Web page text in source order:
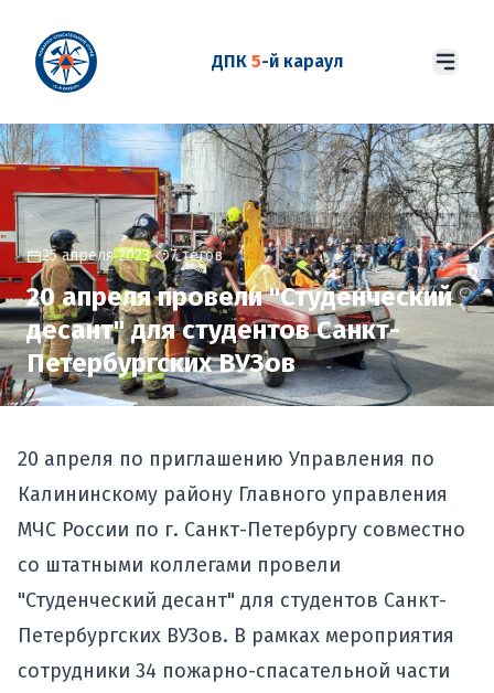
ДПК 5-й караул
25 апреля 2023 7 тегов
20 апреля провели "Студенческий
десант" для студентов Санкт-
Петербургских ВУЗов
20 апреля по приглашению Управления по
Калининскому району Главного управления
МЧС России по г. Санкт-Петербургу совместно
со штатными коллегами провели
"Студенческий десант" для студентов Санкт-
Петербургских ВУЗов. В рамках мероприятия
сотрудники 34 пожарно-спасательной части